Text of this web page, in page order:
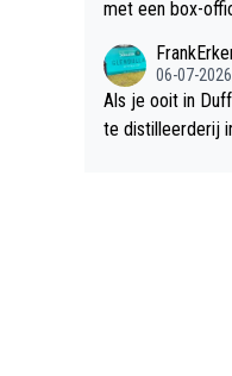
met een box-
06-07-2026
Als je ooit in
te distilleerderij in het